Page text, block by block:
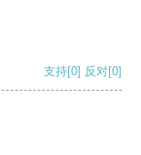
支持[0] 反对[0]